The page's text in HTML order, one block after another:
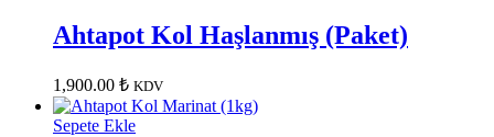
Ahtapot Kol Haşlanmış (Paket)
1,900.00 ₺ KDV
Sepete Ekle